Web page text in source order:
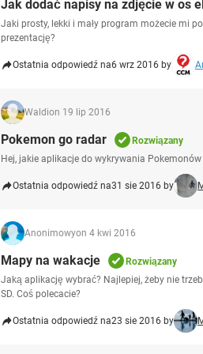
Jak dodać napisy na zdjęcie w os
Jaki prosty, lekki i mały program możecie mi
prezentację?
Ostatnia odpowiedź na6 wrz 2016 by
Waldion 19 lip 2016
Pokemon go radar
Rozwiązany
Hej, jakie aplikacje do wykrywania
Ostatnia odpowiedź na31 sie 2016 by
Anonimowyon 4 kwi 2016
Mapy na wakacje
Rozwiązany
Jaką aplikację wybrać? Najlepiej, żeby nie
SD. Coś polecacie?
Ostatnia odpowiedź na23 sie 2016 by